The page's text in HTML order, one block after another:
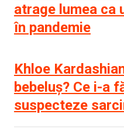
atrage lumea ca
în pandemie
Khloe
bebeluș? Ce i-a
suspecteze